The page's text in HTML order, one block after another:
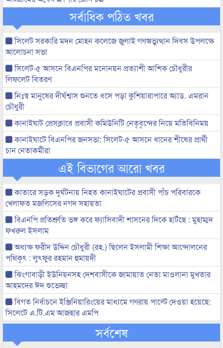
সর্বাধিক পঠিত খবর
সিলেট সরকারি মদন মোহন কলেজে জুলাই গণঅভ্যুত্থান দিবস উপলক্ষে
আলোচনা সভা
সিলেট-৫ আসনে বিএনপির মনোনয়ন প্রত্যাশী আশিক চৌধুরীর
লিফলেট বিতরণ
নিঃস্ব মানুষের দীর্ঘশ্বাস শুনতে ধসে পড়া কুশিয়ারাপারে অ্যাড. এমরান
চৌধুরী
কানাইঘাট প্রেসক্লাবে প্রবাসী কমিউনিটি নেতৃবৃন্দের নিয়ে মতিবিনিময়
কানাইঘাটে বিএনপির জনসভা: সিলেট-৫ আসনে ধানের শীষের প্রার্থী
চান নেতাকর্মীরা
এই বিভাগের আরো খবর
কাতারে সড়ক দুর্ঘটনায় নিহত কানাইঘাটের প্রবাসী পাঁচ পরিবারকে
খেলাফত মজলিসের নগদ সহায়তা
বিএনপি প্রতিশ্রুতি ভঙ্গ করে ফ্যাসিবাদী শাসনের দিকে হাটঁছে : মুহাম্মদ
ফখরুল ইসলাম
অধ্যক্ষ ফরীদ উদ্দিন চৌধুরী (রহ.) ছিলেন ইসলামী শিক্ষা আন্দোলনের
পথিকৃৎ : লুৎফুর রহমান হুমায়দী
ঝিংগাবাড়ী ইউনিয়নসহ দেশবাসীকে জামায়াত নেতা মাওলানা মুখতার
আহমদের ঈদ শুভেচ্ছা
বিগত নির্বাচনে ইঞ্জিনিয়ারিংয়ের মাধ্যমে গণরায় পাল্টে দেওয়া হয়েছে:
সিলেটে এ.টি.এম আজহার এমপি
সর্বশেষ